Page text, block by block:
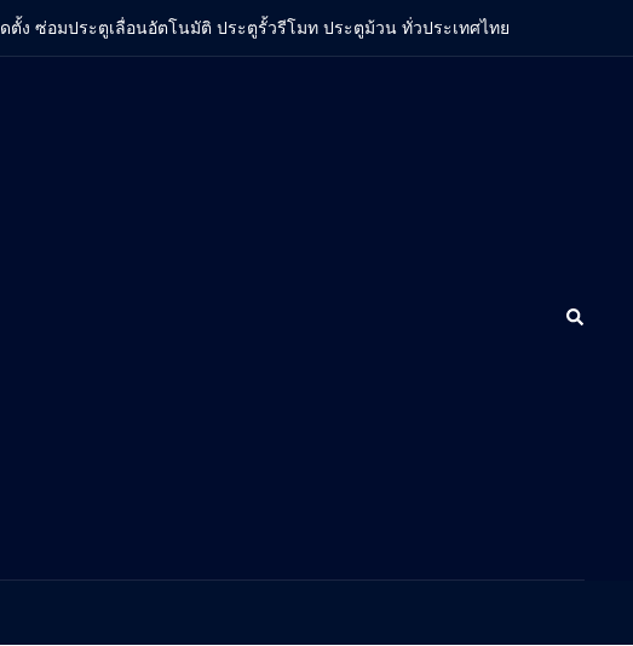
ตั้ง ซ่อมประตูเลื่อนอัตโนมัติ ประตูรั้วรีโมท ประตูม้วน ทั่วประเทศไทย
Search